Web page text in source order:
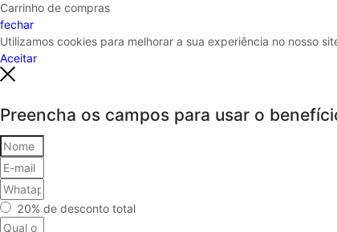
Carrinho de compras
fechar
Utilizamos cookies para melhorar a sua experiência no nosso
Aceitar
Preencha os campos para usar o
20% de desconto total